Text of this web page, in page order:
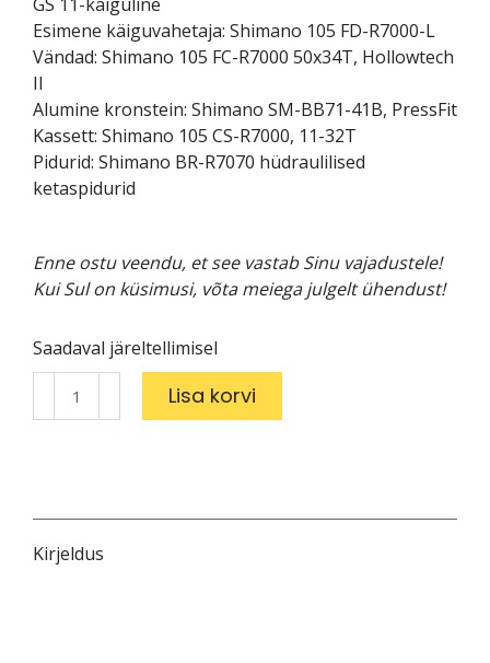
Esimene käiguvahetaja: Shimano 105 FD-R7000-L
Vändad: Shimano 105 FC-R7000 50x34T, Hollowtech
II
Alumine kronstein: Shimano SM-BB71-41B, PressFit
Kassett: Shimano 105 CS-R7000, 11-32T
Pidurid: Shimano BR-R7070 hüdraulilised
ketaspidurid
Enne ostu veendu, et see vastab Sinu vajadustele!
Kui Sul on küsimusi, võta meiega julgelt ühendust!
Saadaval järeltellimisel
Sprint
Lisa korvi
Kirjeldus